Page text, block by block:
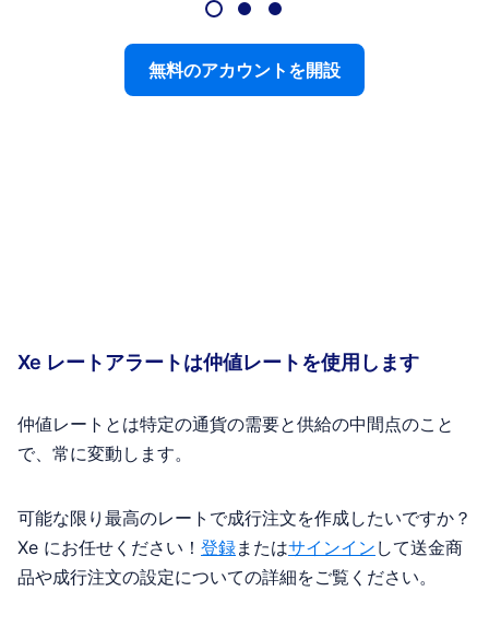
無料のアカウントを開設
Xe レートアラートは仲値レートを使用します
仲値レートとは特定の通貨の需要と供給の中間点のこと
で、常に変動します。
可能な限り最高のレートで成行注文を作成したいですか？
Xe にお任せください！ 登録またはサインイン して送金商
品や成行注文の設定についての詳細をご覧ください。